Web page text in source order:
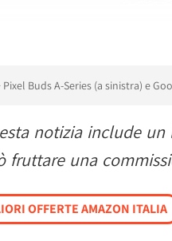
Buds A-Series (a sinistra) e
notizia include
fruttare una
OFFERTE AMAZON ITALIA